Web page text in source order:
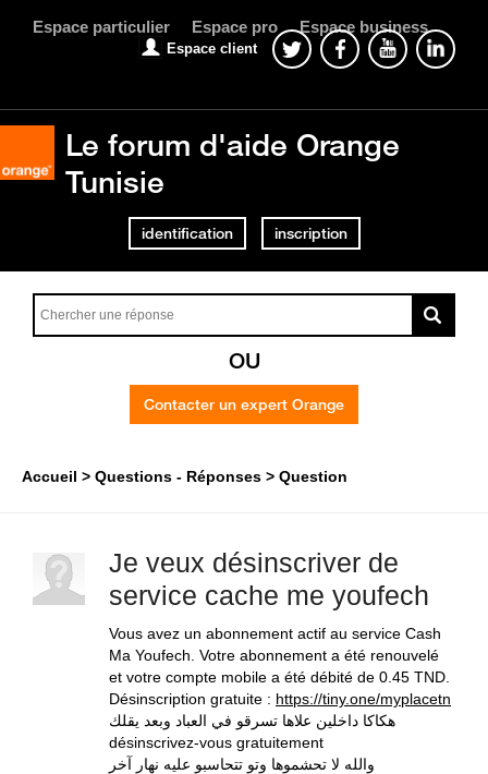
Espace particulier Espace pro Espace business
Espace client
Le forum d'aide Orange
Tunisie
identification inscription
OU
Contacter un expert Orange
Accueil Questions - Réponses Question
Je veux désinscriver de
service cache me youfech
Vous avez un abonnement actif au service Cash
Ma Youfech. Votre abonnement a été renouvelé
et votre compte mobile a été débité de 0.45 TND.
Désinscription gratuite : https://tiny.one/myplacetn
هكاكا داخلين علاها تسرقو في العباد وبعد يقلك
désinscrivez-vous gratuitement
والله لا تحشموها وتو تتحاسبو عليه نهار آخر